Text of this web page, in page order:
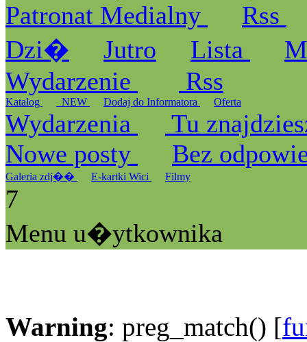
Patronat Medialny
Rss
Dzi�
Jutro Lista
Wydarzenie
Rss
Katalog _NEW Dodaj do Informatora Oferta
Wydarzenia
Tu
Nowe posty
Bez
Galeria zdj�� E-kartki Wici Filmy
7
Menu u�ytkownika
Warning: preg_match() [